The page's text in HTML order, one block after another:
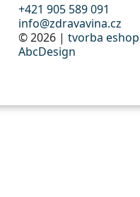
+421 905 589 091
info@zdravavina.cz
© 2026 | tvorba
AbcDesign